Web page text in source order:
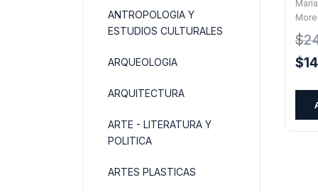
ANTROPOLOGIA Y
ESTUDIOS CULTURALES
ARQUEOLOGIA
ARQUITECTURA
ARTE - LITERATURA Y
POLITICA
ARTES PLASTICAS
$
El
$